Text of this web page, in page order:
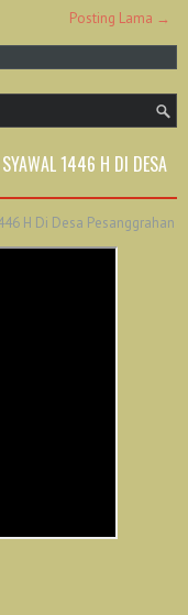
Posting Lama →
1446 H DI DESA
H Di Desa Pesanggrahan